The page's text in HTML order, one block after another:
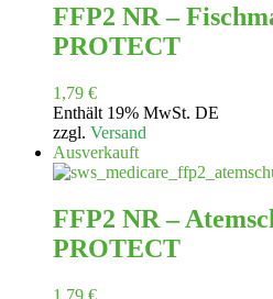
FFP2 NR –
PROTECT
1,79 €
Enthält 19% MwSt. DE
zzgl. Versand
Ausverkauft
FFP2 NR –
PROTECT
1,79 €